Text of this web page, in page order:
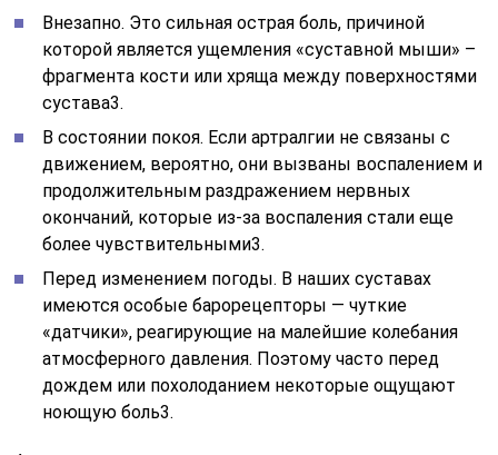
Внезапно. Это сильная острая боль, причиной
которой является ущемления «суставной мыши» –
фрагмента кости или хряща между поверхностями
сустава3.
В состоянии покоя. Если артралгии не связаны с
движением, вероятно, они вызваны воспалением и
продолжительным раздражением нервных
окончаний, которые из-за воспаления стали еще
более чувствительными3.
Перед изменением погоды. В наших суставах
имеются особые барорецепторы — чуткие
«датчики», реагирующие на малейшие колебания
атмосферного давления. Поэтому часто перед
дождем или похолоданием некоторые ощущают
ноющую боль3.